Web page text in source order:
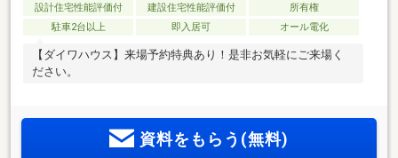
設計住宅性能評価付 建設住宅性能評価付
所有権
駐車2台以上
即入居可 オール電化
【ダイワハウス】来場予約特典あり！是非お気軽にご来場く
ださい。
資料をもらう(無料)